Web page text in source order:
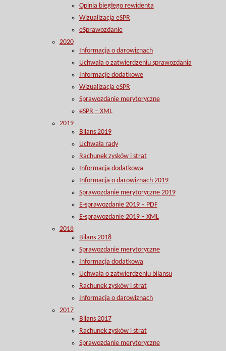
Opinia biegłego rewidenta
Wizualizacja eSPR
eSprawozdanie
2020
Informacja o darowiznach
Uchwała o zatwierdzeniu sprawozdania
Informacje dodatkowe
Wizualizacja eSPR
Sprawozdanie merytoryczne
eSPR – XML
2019
Bilans 2019
Uchwała rady
Rachunek zysków i strat
Informacja dodatkowa
Informacja o darowiznach 2019
Sprawozdanie merytoryczne 2019
E-sprawozdanie 2019 – PDF
E-sprawozdanie 2019 – XML
2018
Bilans 2018
Sprawozdanie merytoryczne
Informacja dodatkowa
Uchwała o zatwierdzeniu bilansu
Rachunek zysków i strat
Informacja o darowiznach
2017
Bilans 2017
Rachunek zysków i strat
Sprawozdanie merytoryczne